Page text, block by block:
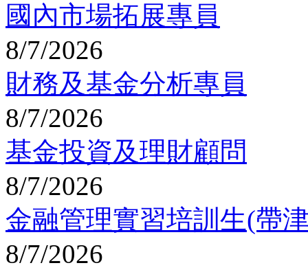
國內市場拓展專員
8/7/2026
財務及基金分析專員
8/7/2026
基金投資及理財顧問
8/7/2026
金融管理實習培訓生(帶
8/7/2026